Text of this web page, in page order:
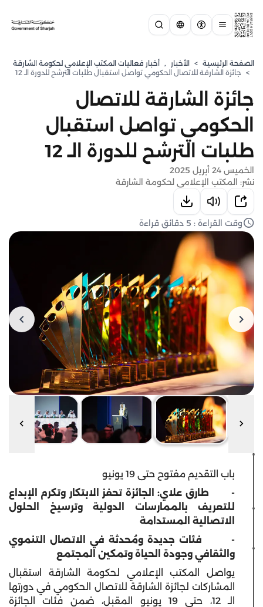
الصفحة الرئيسية > الأخبار , أخبار فعاليات المكتب الإعلامي لحكومة الشارقة
> جائزة الشارقة للاتصال الحكومي تواصل استقبال طلبات الترشح للدورة الـ 12
جائزة الشارقة للاتصال
الحكومي تواصل استقبال
طلبات الترشح للدورة الـ 12
الخميس 24 أبريل 2025
نشر: المكتب الإعلامي لحكومة الشارقة
وقت القراءة : 5 دقائق قراءة
باب التقديم مفتوح حتى 19 يونيو
- طارق علاي: الجائزة تحفز الابتكار وتكرم الإبداع
للتعريف بالممارسات الدولية وترسيخ الحلول
الاتصالية المستدامة
- فئات جديدة ومُحدثة في الاتصال التنموي
والثقافي وجودة الحياة وتمكين المجتمع
يواصل المكتب الإعلامي لحكومة الشارقة استقبال
المشاركات لجائزة الشارقة للاتصال الحكومي في دورتها
الـ 12، حتى 19 يونيو المقبل، ضمن فئات الجائزة